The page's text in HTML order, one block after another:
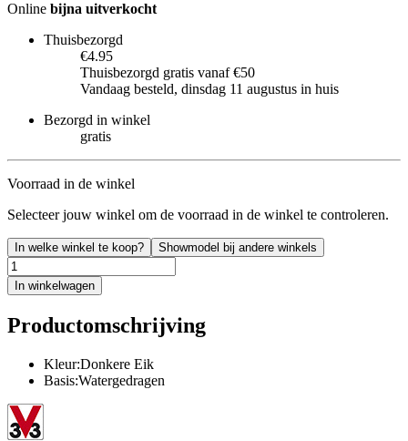
Online bijna uitverkocht
Thuisbezorgd
€4.95
Thuisbezorgd gratis vanaf €50
Vandaag besteld, dinsdag 11 augustus in huis
Bezorgd in winkel
gratis
Voorraad in de winkel
Selecteer jouw winkel om de voorraad in de winkel te controleren.
In welke winkel te koop? Showmodel bij andere winkels
In winkelwagen
Productomschrijving
Kleur:Donkere Eik
Basis:Watergedragen